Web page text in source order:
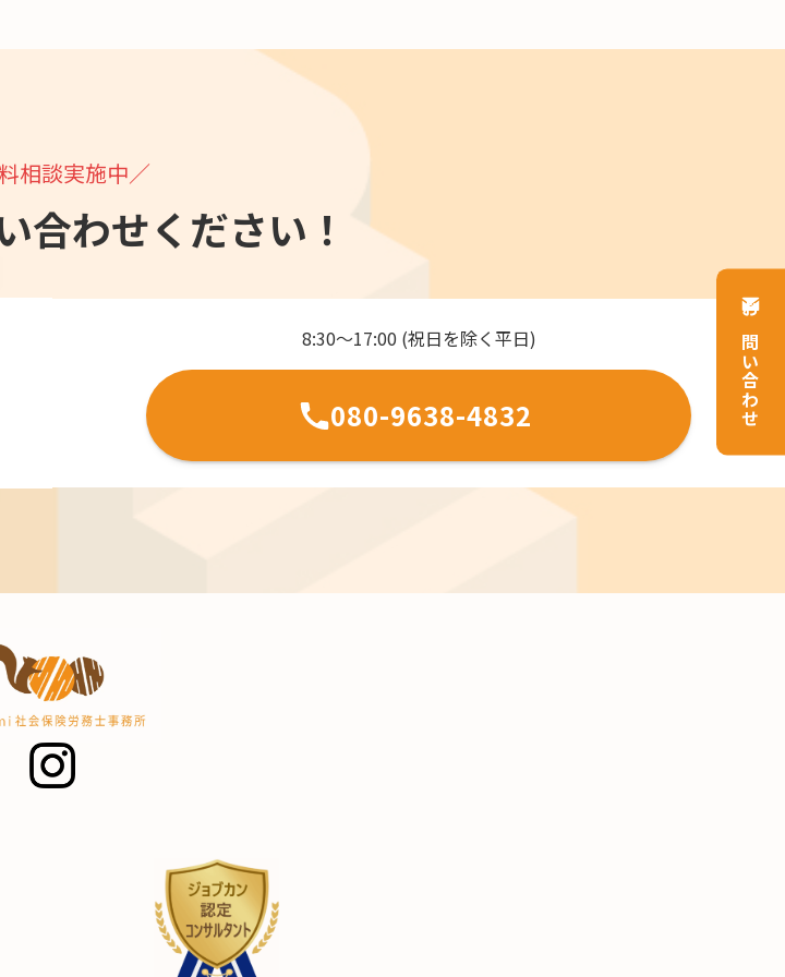
お問い合わせ
相談実施中／
合わせください！
8:30～17:00 (祝日を除く平日)
080-9638-4832